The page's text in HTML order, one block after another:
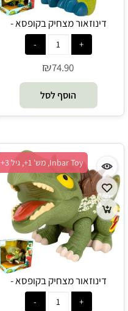
דינוזאור מצחיק בקופסא -
דילופוסאורוס אלקטרוני - King Me
World
₪74.90
הוסף לסל
Inbar Toy, מש' 1+, גיל 3+
דינוזאור מצחיק בקופסא -
סטגוזאורוס אלקטרוני - King Me
World